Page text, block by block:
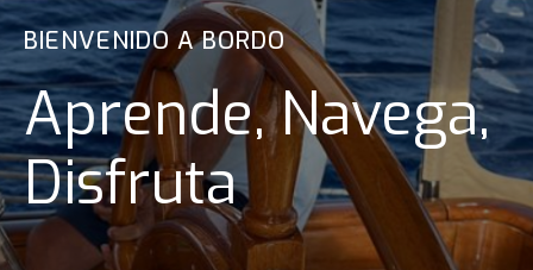
BIENVENIDO A BORDO
Aprende, Navega,
Disfruta